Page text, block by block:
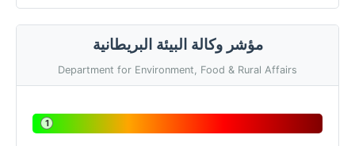
مؤشر وكالة البيئة البريطانية
Department for Environment, Food & Rural Affairs
1